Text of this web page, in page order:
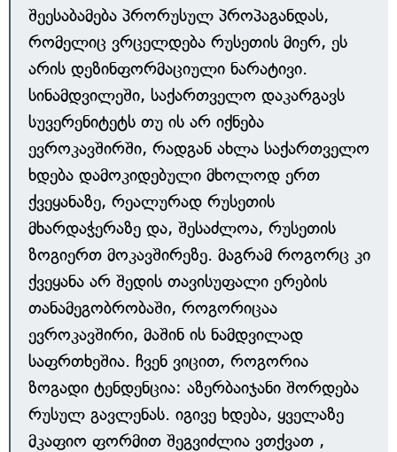
შეესაბამება პრორუსულ პროპაგანდას,
რომელიც ვრცელდება რუსეთის მიერ, ეს
არის დეზინფორმაციული ნარატივი.
სინამდვილეში, საქართველო დაკარგავს
სუვერენიტეტს თუ ის არ იქნება
ევროკავშირში, რადგან ახლა საქართველო
ხდება დამოკიდებული მხოლოდ ერთ
ქვეყანაზე, რეალურად რუსეთის
მხარდაჭერაზე და, შესაძლოა, რუსეთის
ზოგიერთ მოკავშირეზე. მაგრამ როგორც კი
ქვეყანა არ შედის თავისუფალი ერების
თანამეგობრობაში, როგორიცაა
ევროკავშირი, მაშინ ის ნამდვილად
საფრთხეშია. ჩვენ ვიცით, როგორია
ზოგადი ტენდენცია: აზერბაიჯანი შორდება
რუსულ გავლენას. იგივე ხდება, ყველაზე
მკაფიო ფორმით შეგვიძლია ვთქვათ ,